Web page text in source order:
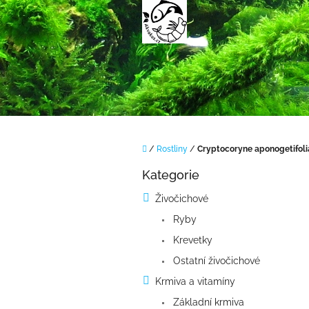
Přejít
na
obsah
Domů
/ Rostliny / Cryptocoryne
Přeskočit
Kategorie
Živočichové
Ryby
Krevetky
Ostatní živočichové
Krmiva a vitamíny
Základní krmiva